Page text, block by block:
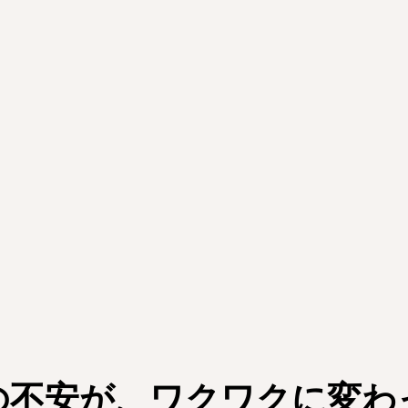
安が、ワクワクに変わ